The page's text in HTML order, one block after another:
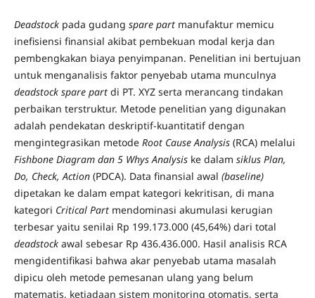
Deadstockpada gudang spare partmanufaktur memicu
inefisiensi finansial akibat pembekuan modal kerja dan
pembengkakan biaya penyimpanan. Penelitian ini bertujuan
untuk menganalisis faktor penyebab utama munculnya
deadstock spare partdi PT. XYZ serta merancang tindakan
perbaikan terstruktur. Metode penelitian yang digunakan
adalah pendekatan deskriptif-kuantitatif dengan
mengintegrasikan metode Root Cause Analysis(RCA) melalui
Fishbone Diagram dan 5 Whys Analysis ke dalam siklus Plan,
Do, Check, Action(PDCA). Data finansial awal (baseline)
dipetakan ke dalam empat kategori kekritisan, di mana
kategori Critical Partmendominasi akumulasi kerugian
terbesar yaitu senilai Rp 199.173.000 (45,64%) dari total
deadstockawal sebesar Rp 436.436.000. Hasil analisis RCA
mengidentifikasi bahwa akar penyebab utama masalah
dipicu oleh metode pemesanan ulang yang belum
matematis, ketiadaan sistem monitoring otomatis, serta